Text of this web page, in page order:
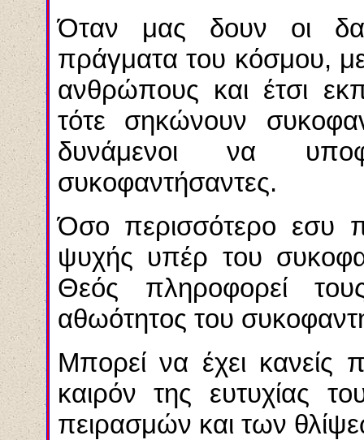
Όταν μας δουν οι
πράγματα του κόσμου,
ανθρώπους και έτσι
τότε σηκώνουν
δυνάμενοι να
συκοφαντήσαντες.
Όσο περισσότερο εσυ
ψυχής υπέρ του
Θεός πληροφορεί
αθωότητος του
Μπορεί να έχει κανείς
καιρόν της ευτυχίας
πειρασμών και των